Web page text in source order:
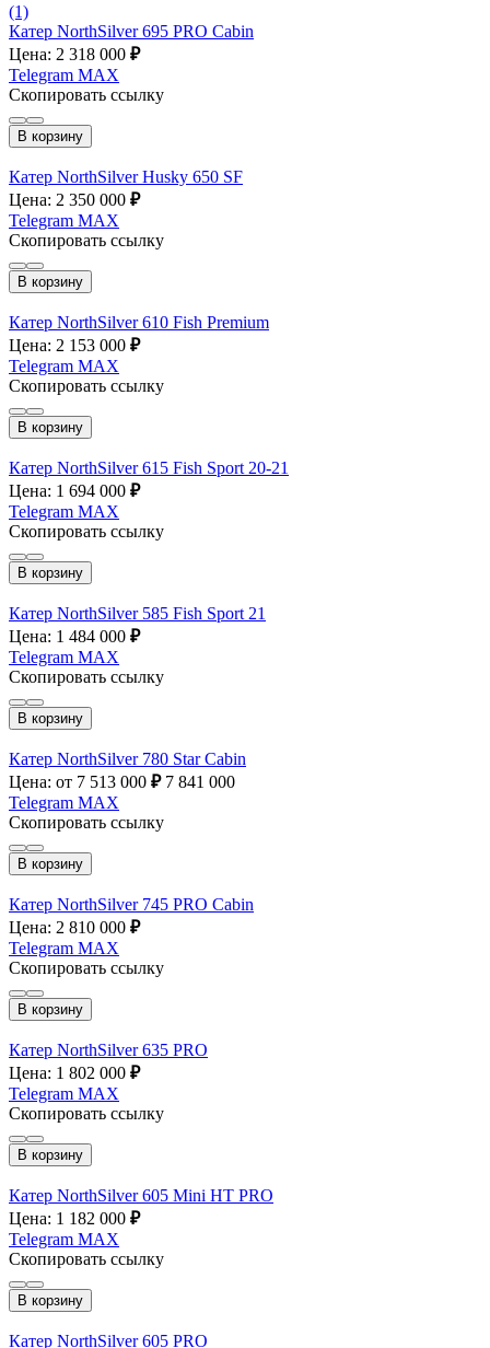
(1)
Катер NorthSilver 695 PRO Cabin
Цена: 2 318 000 ₽
Telegram MAX
Скопировать ссылку
В корзину
Катер NorthSilver Husky 650 SF
Цена: 2 350 000 ₽
Telegram MAX
Скопировать ссылку
В корзину
Катер NorthSilver 610 Fish Premium
Цена: 2 153 000 ₽
Telegram MAX
Скопировать ссылку
В корзину
Катер NorthSilver 615 Fish Sport 20-21
Цена: 1 694 000 ₽
Telegram MAX
Скопировать ссылку
В корзину
Катер NorthSilver 585 Fish Sport 21
Цена: 1 484 000 ₽
Telegram MAX
Скопировать ссылку
В корзину
Катер NorthSilver 780 Star Cabin
Цена: от 7 513 000 ₽ 7 841 000
Telegram MAX
Скопировать ссылку
В корзину
Катер NorthSilver 745 PRO Cabin
Цена: 2 810 000 ₽
Telegram MAX
Скопировать ссылку
В корзину
Катер NorthSilver 635 PRO
Цена: 1 802 000 ₽
Telegram MAX
Скопировать ссылку
В корзину
Катер NorthSilver 605 Mini HT PRO
Цена: 1 182 000 ₽
Telegram MAX
Скопировать ссылку
В корзину
Катер NorthSilver 605 PRO